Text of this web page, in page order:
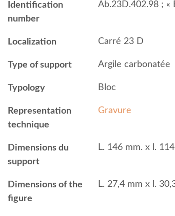
Identification
number
Ab.23D.402.98 ; «
Localization Carré 23 D
Type of support Argile carbonatée
Typology Bloc
Representation
technique
Gravure
Dimensions du
support
L. 146 mm. x l.
Dimensions of the
figure
L. 27,4 mm x l.